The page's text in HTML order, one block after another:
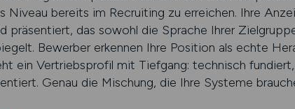
Niveau bereits im Recruiting zu erreichen. Ihre
präsentiert, das sowohl die Sprache Ihrer
Bewerber erkennen Ihre Position als echte
ein Vertriebsprofil mit Tiefgang: technisch
Genau die Mischung, die Ihre Systeme